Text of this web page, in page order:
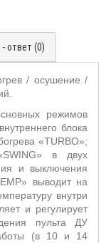
- ответ (0)
/ осушение /
режимов
блока
«TURBO»;
SWING» в двух
и выключения
» выводит на
внутри
и регулирует
пульта ДУ
(в 10 и 14